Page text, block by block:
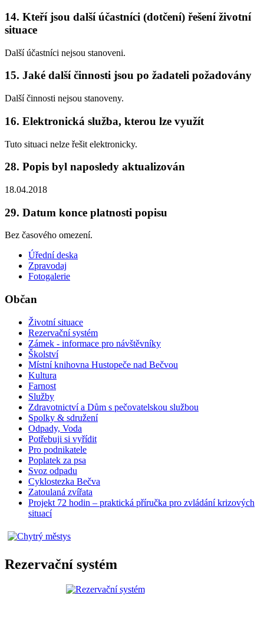
14. Kteří jsou další účastníci (dotčení) řešení životní
situace
Další účastníci nejsou stanoveni.
15. Jaké další činnosti jsou po žadateli požadovány
Další činnosti nejsou stanoveny.
16. Elektronická služba, kterou lze využít
Tuto situaci nelze řešit elektronicky.
28. Popis byl naposledy aktualizován
18.04.2018
29. Datum konce platnosti popisu
Bez časového omezení.
Úřední deska
Zpravodaj
Fotogalerie
Občan
Životní situace
Rezervační systém
Zámek - informace pro návštěvníky
Školství
Místní knihovna Hustopeče nad Bečvou
Kultura
Farnost
Služby
Zdravotnictví a Dům s pečovatelskou službou
Spolky & sdružení
Odpady, Voda
Potřebuji si vyřídit
Pro podnikatele
Poplatek za psa
Svoz odpadu
Cyklostezka Bečva
Zatoulaná zvířata
Projekt 72 hodin – praktická příručka pro zvládání krizových
situací
Rezervační systém